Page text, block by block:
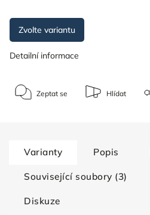
Zvolte variantu
Detailní informace
Zeptat se Hlídat
Varianty Popis
Související soubory (3)
Diskuze